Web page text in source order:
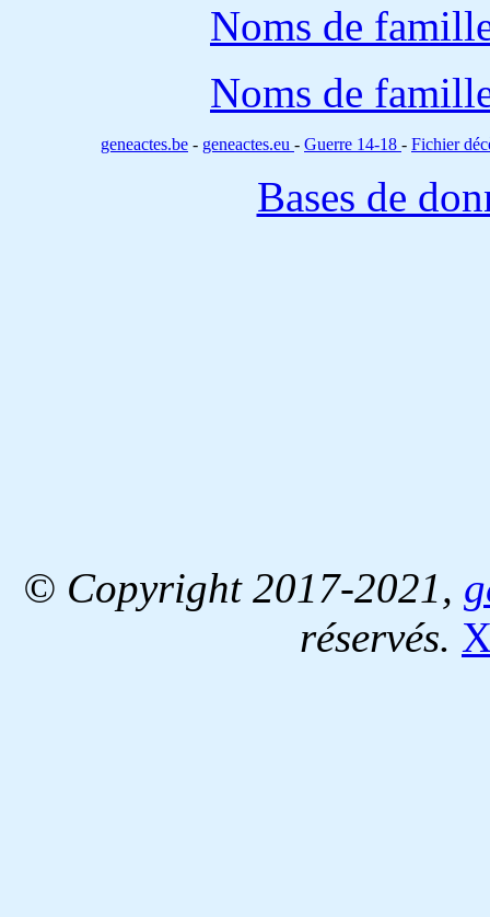
Noms de
Noms de
geneactes.be - geneactes.eu - Guerre 14-18 - Fichier
Bases de
© Copyright 2017-2021,
réservés.